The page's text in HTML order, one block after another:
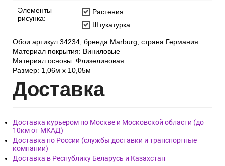
Элементы
рисунка:
Растения
Штукатурка
Обои артикул 34234, бренда Marburg, страна Германия.
Материал покрытия: Виниловые
Материал основы: Флизелиновая
Размер: 1,06м х 10,05м
Доставка
Доставка курьером по Москве и Московской области (до
10км от МКАД)
Доставка по России (службы доставки и транспортные
компании)
Доставка в Республику Беларусь и Казахстан